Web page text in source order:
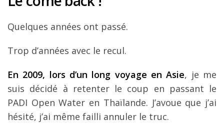
Quelques années ont passé.
Trop d’années avec le recul.
En 2009, lors d’un long voyage en Asie, je me
suis décidé à retenter le coup en passant le
PADI Open Water en Thaïlande. J’avoue que j’ai
hésité, j’ai même failli annuler le truc.